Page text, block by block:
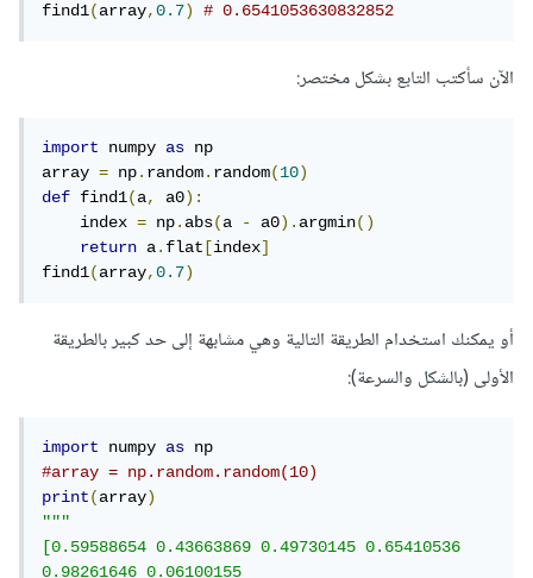
find1(array,0.7) # 0.6541053630832852
الآن سأكتب التابع بشكل مختصر:
import numpy as np
array = np.random.random(10)
def find1(a, a0):
    index
= np.abs(a - a0).argmin()
return a.flat [index]
find1(array,0.7)
أو يمكنك استخدام الطريقة التالية وهي مشابهة إلى حد كبير بالطريقة
الأولى (بالشكل والسرعة):
import numpy as
#array = np.random.random(10)
print(array)
"""
[0.59588654 0.43663869 0.49730145 0.65410536
0.98261646 0.06100155